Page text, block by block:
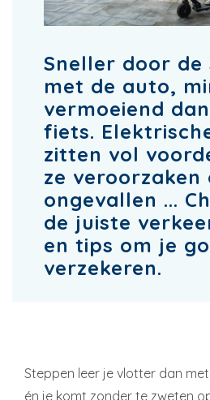
Sneller door de
met de auto,
vermoeiend
fiets.
zitten vol
ze veroorzaken
ongevallen ...
de juiste
en tips om je
verzekeren.
Steppen leer je vlotter dan
én je komt zonder te zweten